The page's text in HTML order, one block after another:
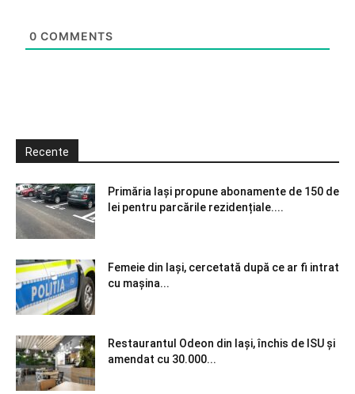
0 COMMENTS
Recente
Primăria Iași propune abonamente de 150 de
lei pentru parcările rezidențiale....
Femeie din Iași, cercetată după ce ar fi intrat
cu mașina...
Restaurantul Odeon din Iași, închis de ISU și
amendat cu 30.000...